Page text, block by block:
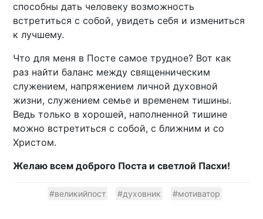
способны дать человеку возможность
встретиться с собой, увидеть себя и измениться
к лучшему.
Что для меня в Посте самое трудное? Вот как
раз найти баланс между священническим
служением, напряжением личной духовной
жизни, служением семье и временем тишины.
Ведь только в хорошей, наполненной тишине
можно встретиться с собой, с ближним и со
Христом.
Желаю всем доброго Поста и светлой Пасхи!
#великийпост #духовник #мотиватор